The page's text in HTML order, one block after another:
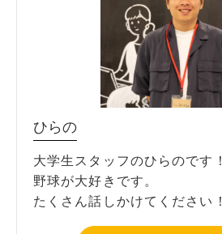
ひらの
大学生スタッフのひらのです！
野球が大好きです。
たくさん話しかけてください！